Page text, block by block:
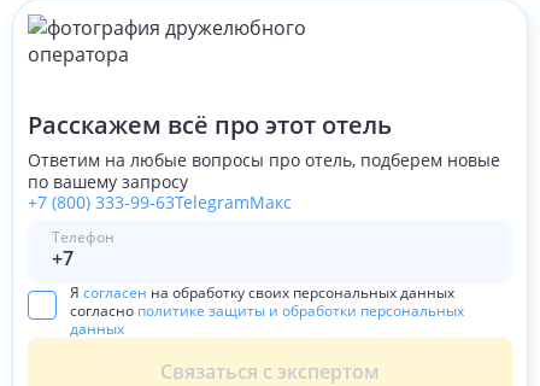
Расскажем всё про этот отель
Ответим на любые вопросы про отель, подберем новые
по вашему запросу
+7 (800) 333-99-63TelegramМакс
Телефон
Я согласен на обработку своих персональных данных
согласно политике защиты и обработки персональных
данных
Связаться с экспертом